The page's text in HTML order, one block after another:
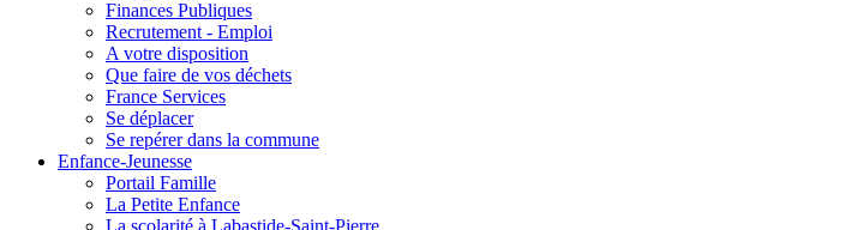
Finances Publiques
Recrutement - Emploi
A votre disposition
Que faire de vos déchets
France Services
Se déplacer
Se repérer dans la commune
Enfance-Jeunesse
Portail Famille
La Petite Enfance
La scolarité à Labastide-Saint-Pierre